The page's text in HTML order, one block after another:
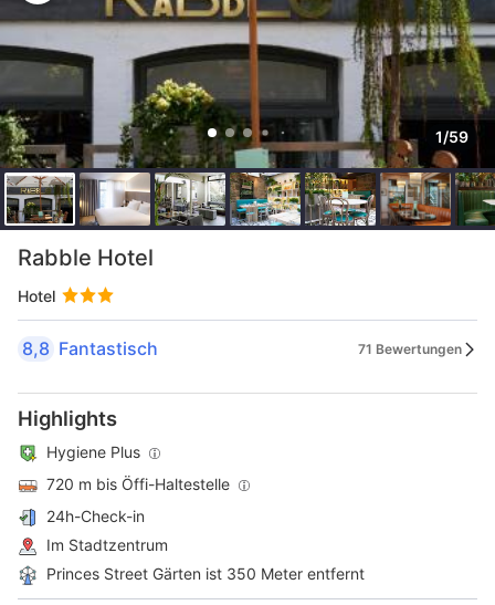
1/59
Rabble Hotel
Hotel
8,8 Fantastisch 71 Bewertungen
Highlights
Hygiene Plus
720 m bis Öffi-Haltestelle
24h-Check-in
Im Stadtzentrum
Princes Street Gärten ist 350 Meter entfernt